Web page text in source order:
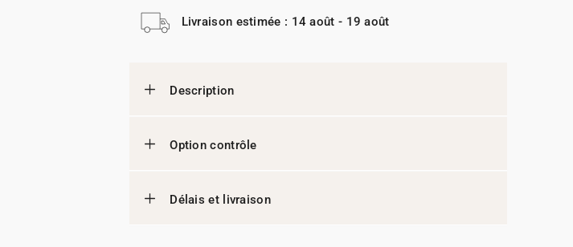
Livraison estimée : 14 août - 19 août
Description
Option contrôle
Délais et livraison